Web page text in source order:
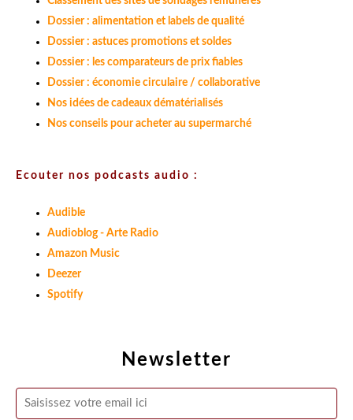
Newsletter
Dossier : alimentation et labels de qualité
Dossier : astuces promotions et soldes
Dossier : les comparateurs de prix fiables
Dossier : économie circulaire / collaborative
Nos idées de cadeaux dématérialisés
Nos conseils pour acheter au supermarché
Ecouter nos podcasts audio :
Audible
Audioblog - Arte Radio
Amazon Music
Deezer
Spotify